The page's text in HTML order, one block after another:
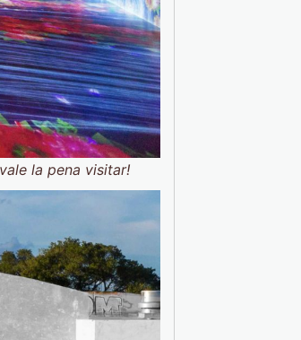
la pena visitar!